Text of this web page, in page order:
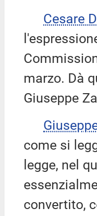
Cesare
marzo. Dà
Giuseppe
come si
legge, nel
convertito,